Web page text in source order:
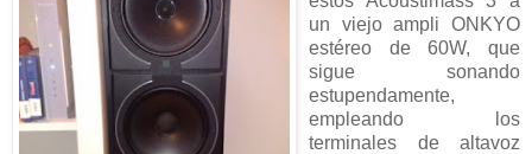
un viejo ampli ONKYO
estéreo de 60W, que
sigue sonando
estupendamente,
empleando los
terminales de altavoz